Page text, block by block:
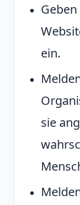
ein.
sie